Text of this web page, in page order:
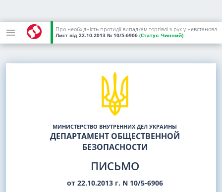
Про необхідність протидії випадкам торгівлі з рук у невстановлених місцях
Лист від 22.10.2013 № 10/5-6906 (Статус: Чинний)
МИНИСТЕРСТВО ВНУТРЕННИХ ДЕЛ УКРАИНЫ
ДЕПАРТАМЕНТ ОБЩЕСТВЕННОЙ
БЕЗОПАСНОСТИ
ПИСЬМО
от 22.10.2013 г. N 10/5-6906